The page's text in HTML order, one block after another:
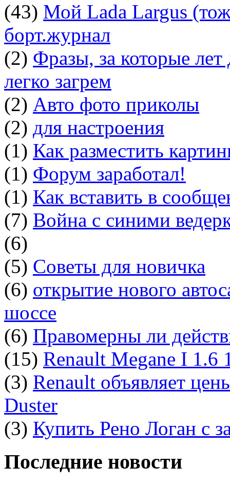
(43) Мой Lada Largus
борт.журнал
(2) Фразы, за которые
легко загрем
(2) Авто фото приколы
(2) для настроения
(1) Как разместить
(1) Форум заработал!
(1) Как вставить в
(7) Война с синими
(6)
(5) Советы для новичка
(6) открытие нового
шоссе
(6) Правомерны ли
(15) Renault Megane I 1.6
(3) Renault объявляет
Duster
(3) Купить Рено Логан с
Последние новости